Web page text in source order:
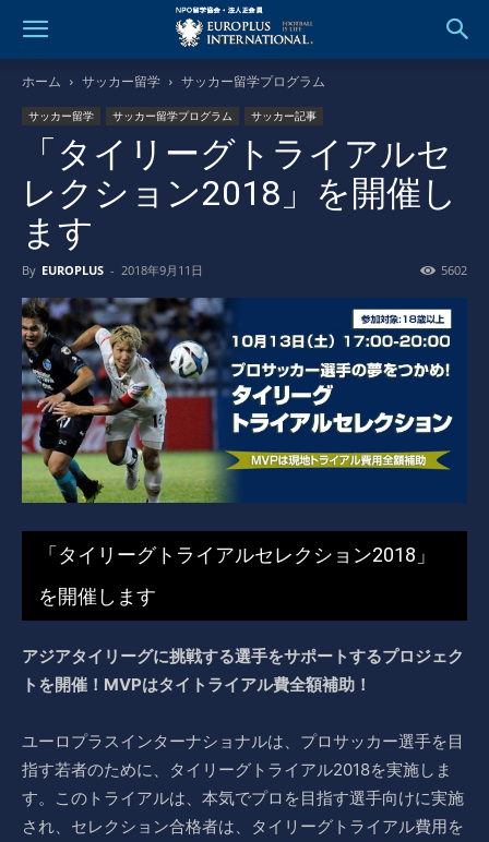
ホーム サッカー留学 サッカー留学プログラム
サッカー留学 サッカー留学プログラム サッカー記事
「タイリーグトライアルセ
レクション2018」を開催し
ます
By EUROPLUS - 2018年9月11日 5602
「タイリーグトライアルセレクション2018」
を開催します
アジアタイリーグに挑戦する選手をサポートするプロジェク
トを開催！MVPはタイトライアル費全額補助！
ユーロプラスインターナショナルは、プロサッカー選手を目
指す若者のために、タイリーグトライアル2018を実施しま
す。このトライアルは、本気でプロを目指す選手向けに実施
され、セレクション合格者は、タイリーグトライアル費用を